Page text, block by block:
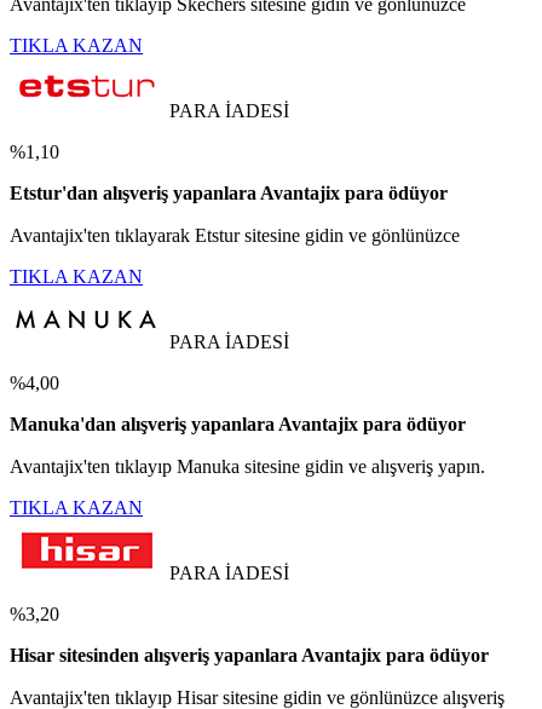
Avantajix'ten tıklayıp Skechers sitesine gidin ve gönlünüzce
TIKLA KAZAN
PARA İADESİ
%1,10
Etstur'dan alışveriş yapanlara Avantajix para ödüyor
Avantajix'ten tıklayarak Etstur sitesine gidin ve gönlünüzce
TIKLA KAZAN
PARA İADESİ
%4,00
Manuka'dan alışveriş yapanlara Avantajix para ödüyor
Avantajix'ten tıklayıp Manuka sitesine gidin ve alışveriş yapın.
TIKLA KAZAN
PARA İADESİ
%3,20
Hisar sitesinden alışveriş yapanlara Avantajix para ödüyor
Avantajix'ten tıklayıp Hisar sitesine gidin ve gönlünüzce alışveriş